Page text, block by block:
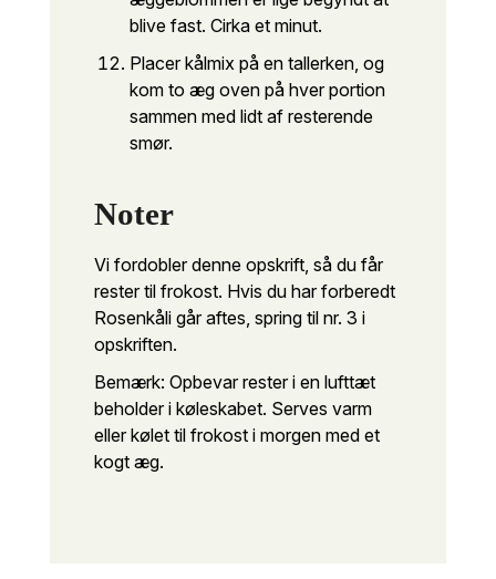
blive fast. Cirka et minut.
Placer kålmix på en tallerken, og
kom to æg oven på hver portion
sammen med lidt af resterende
smør.
Noter
Vi fordobler denne opskrift, så du får
rester til frokost. Hvis du har forberedt
Rosenkåli går aftes, spring til nr. 3 i
opskriften.
Bemærk: Opbevar rester i en lufttæt
beholder i køleskabet. Serves varm
eller kølet til frokost i morgen med et
kogt æg.